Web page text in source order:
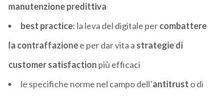
manutenzione predittiva
best practice: la leva del digitale percombattere
la contraffazionee per dar vita a strategie di
customer satisfaction più efficaci
le specifiche norme nel campo dell’antitrust o di